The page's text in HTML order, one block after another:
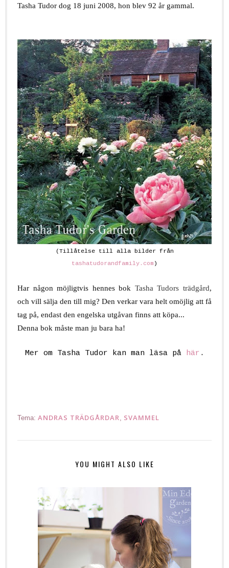
Tasha Tudor dog 18 juni 2008, hon blev 92 år gammal.
(Tillåtelse till alla bilder från
tashatudorandfamily.com )
Har någon möjligtvis hennes bok Tasha Tudors trädgård,
och vill sälja den till mig? Den verkar vara helt omöjlig att få
tag på, endast den engelska utgåvan finns att köpa...
Denna bok måste man ju bara ha!
Mer om Tasha Tudor kan man läsa på här .
Tema: ANDRAS TRÄDGÅRDAR SVAMMEL
YOU MIGHT ALSO LIKE